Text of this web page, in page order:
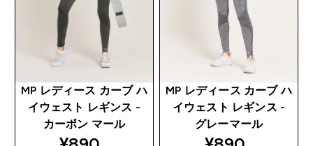
MP レディース カーブ ハ
イウェスト レギンス -
カーボン マール
MP レディース カーブ ハ
イウェスト レギンス -
グレーマール